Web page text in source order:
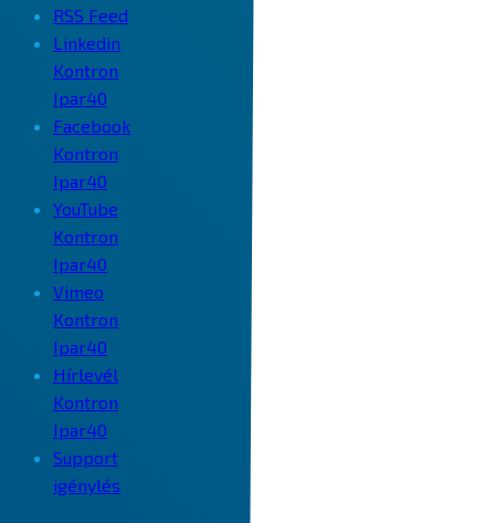
RSS Feed
Linkedin
Kontron
Ipar40
Facebook
Kontron
Ipar40
YouTube
Kontron
Ipar40
Vimeo
Kontron
Ipar40
Hírlevél
Kontron
Ipar40
Support
igénylés